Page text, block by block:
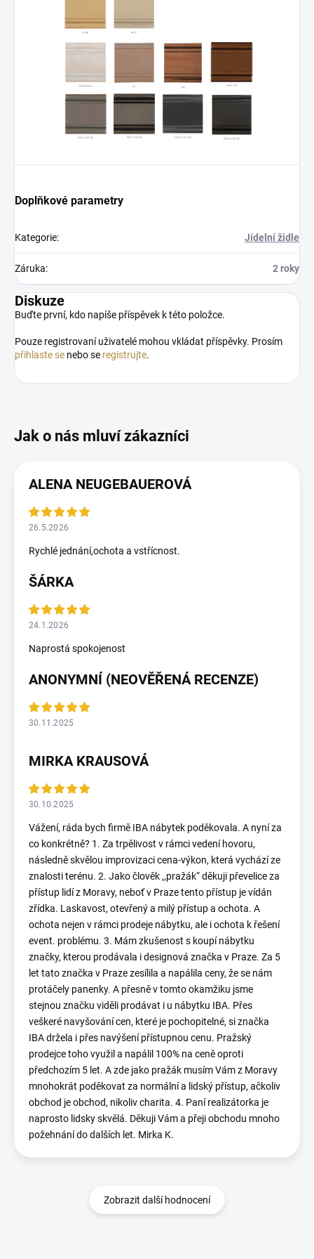
Doplňkové parametry
Kategorie: Jídelní židle
Záruka: 2 roky
Diskuze
Buďte první, kdo napíše příspěvek k této položce.
Pouze registrovaní uživatelé mohou vkládat příspěvky. Prosím
přihlaste se nebo se registrujte.
ALENA NEUGEBAUEROVÁ
26.5.2026
Rychlé jednání,ochota a vstřícnost.
ŠÁRKA
24.1.2026
Naprostá spokojenost
ANONYMNÍ (NEOVĚŘENÁ RECENZE)
30.11.2025
MIRKA KRAUSOVÁ
30.10.2025
Vážení, ráda bych firmě IBA nábytek poděkovala. A nyní za
co konkrétně? 1. Za trpělivost v rámci vedení hovoru,
následně skvělou improvizaci cena-výkon, která vychází ze
znalosti terénu. 2. Jako člověk ,,pražák“ děkuji převelice za
přístup lidí z Moravy, neboť v Praze tento přístup je vídán
zřídka. Laskavost, otevřený a milý přístup a ochota. A
ochota nejen v rámci prodeje nábytku, ale i ochota k řešení
event. problému. 3. Mám zkušenost s koupí nábytku
značky, kterou prodávala i designová značka v Praze. Za 5
let tato značka v Praze zesílila a napálila ceny, že se nám
protáčely panenky. A přesně v tomto okamžiku jsme
stejnou značku viděli prodávat i u nábytku IBA. Přes
veškeré navyšování cen, které je pochopitelné, si značka
IBA držela i přes navýšení přístupnou cenu. Pražský
prodejce toho využil a napálil 100% na ceně oproti
předchozím 5 let. A zde jako pražák musím Vám z Moravy
mnohokrát poděkovat za normální a lidský přístup, ačkoliv
obchod je obchod, nikoliv charita. 4. Paní realizátorka je
naprosto lidsky skvělá. Děkuji Vám a přeji obchodu mnoho
požehnání do dalších let. Mirka K.
Zobrazit další hodnocení